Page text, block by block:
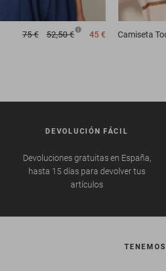
75 € 52,50 € 45 € Camiseta
DEVOLUCIÓN FÁCIL
Devoluciones gratuitas en España,
hasta 15 días para devolver tus
artículos